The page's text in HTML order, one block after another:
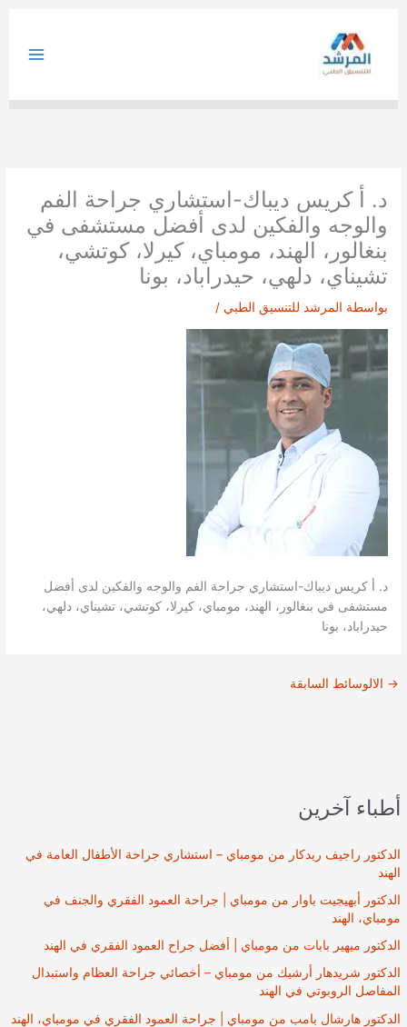
أطباء آخرين
الدكتور راجيف ريدكار من مومباي – استشاري جراحة الأطفال العامة في
الهند
الدكتور أبهيجيت باوار من مومباي | جراحة العمود الفقري والجنف في
مومباي، الهند
الدكتور ميهير بابات من مومباي | أفضل جراح العمود الفقري في الهند
الدكتور شريدهار أرشيك من مومباي – أخصائي جراحة العظام واستبدال
المفاصل الروبوتي في الهند
الدكتور هارشال بامب من مومباي | جراحة العمود الفقري في مومباي، الهند
د. أ كريس ديباك-استشاري جراحة الفم
والوجه والفكين لدى أفضل مستشفى في
بنغالور، الهند، مومباي، كيرلا، كوتشي،
تشيناي، دلهي، حيدراباد، بونا
بواسطة المرشد للتنسيق الطبي/
د. أ كريس ديباك-استشاري جراحة الفم والوجه والفكين لدى أفضل
مستشفى في بنغالور، الهند، مومباي، كيرلا، كوتشي، تشيناي، دلهي،
حيدراباد، بونا
→ الالوسائط السابقة